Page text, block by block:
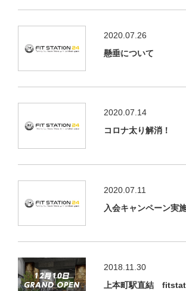
2020.07.26
懸垂について
2020.07.14
コロナ太り解消！
2020.07.11
入会キャンペーン実
2018.11.30
上本町駅直結